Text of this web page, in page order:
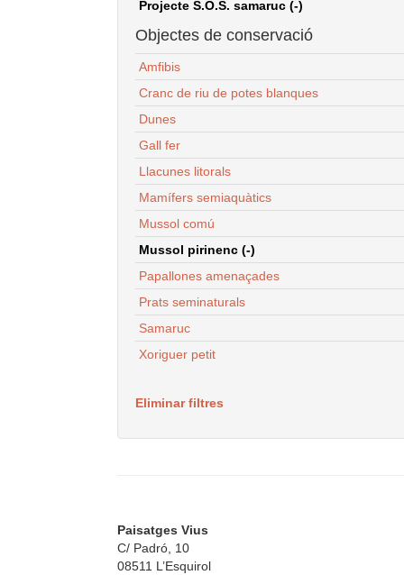
Projecte S.O.S. samaruc (-)
Objectes de conservació
Amfibis
Cranc de riu de potes blanques
Dunes
Gall fer
Llacunes litorals
Mamífers semiaquàtics
Mussol comú
Mussol pirinenc (-)
Papallones amenaçades
Prats seminaturals
Samaruc
Xoriguer petit
Eliminar filtres
Paisatges Vius
C/ Padró, 10
08511 L’Esquirol